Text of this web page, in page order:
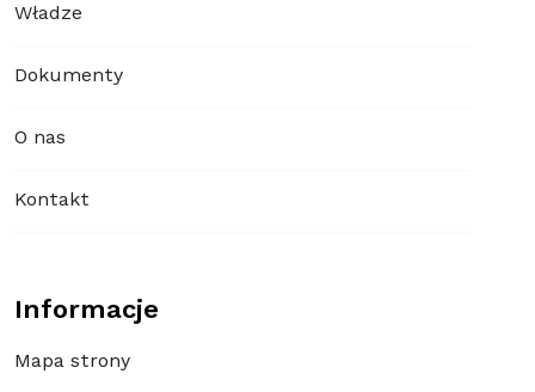
Władze
Dokumenty
O nas
Kontakt
Informacje
Mapa strony